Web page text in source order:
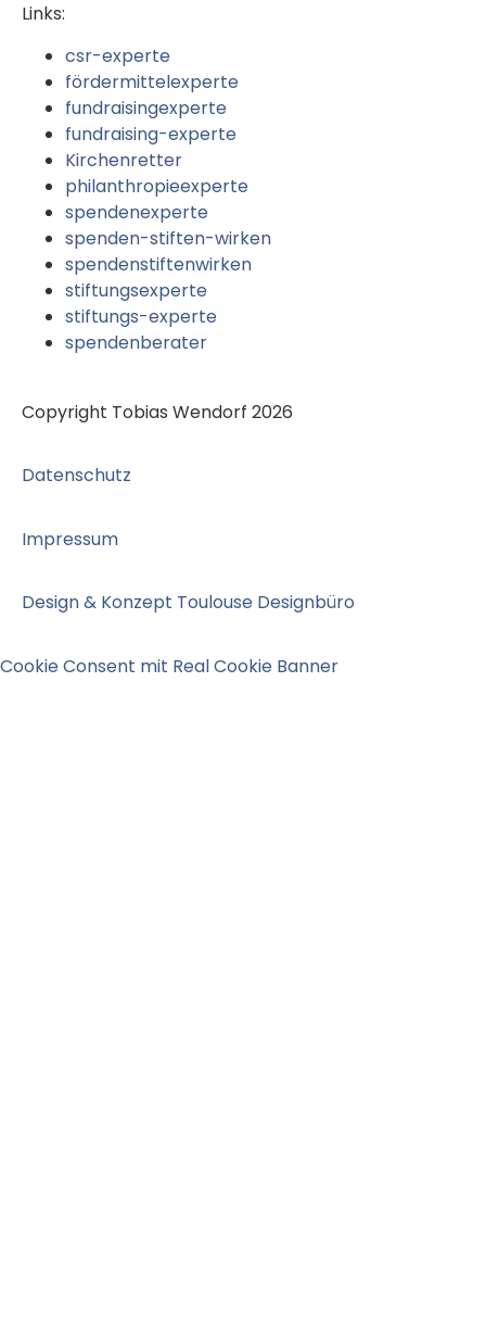
Links:
csr-experte
fördermittelexperte
fundraisingexperte
fundraising-experte
Kirchenretter
philanthropieexperte
spendenexperte
spenden-stiften-wirken
spendenstiftenwirken
stiftungsexperte
stiftungs-experte
spendenberater
Copyright Tobias Wendorf 2026
Datenschutz
Impressum
Design & Konzept Toulouse Designbüro
Cookie Consent mit Real Cookie Banner